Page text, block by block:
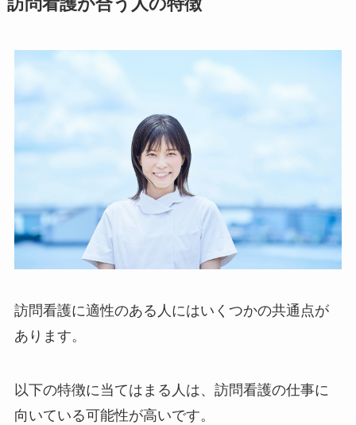
訪問看護が合う人の特徴
訪問看護に適性のある人にはいくつかの共通点が
あります。
以下の特徴に当てはまる人は、訪問看護の仕事に
向いている可能性が高いです。